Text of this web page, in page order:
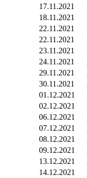
17.11.2021
18.11.2021
22.11.2021
22.11.2021
23.11.2021
24.11.2021
29.11.2021
30.11.2021
01.12.2021
02.12.2021
06.12.2021
07.12.2021
08.12.2021
09.12.2021
13.12.2021
14.12.2021